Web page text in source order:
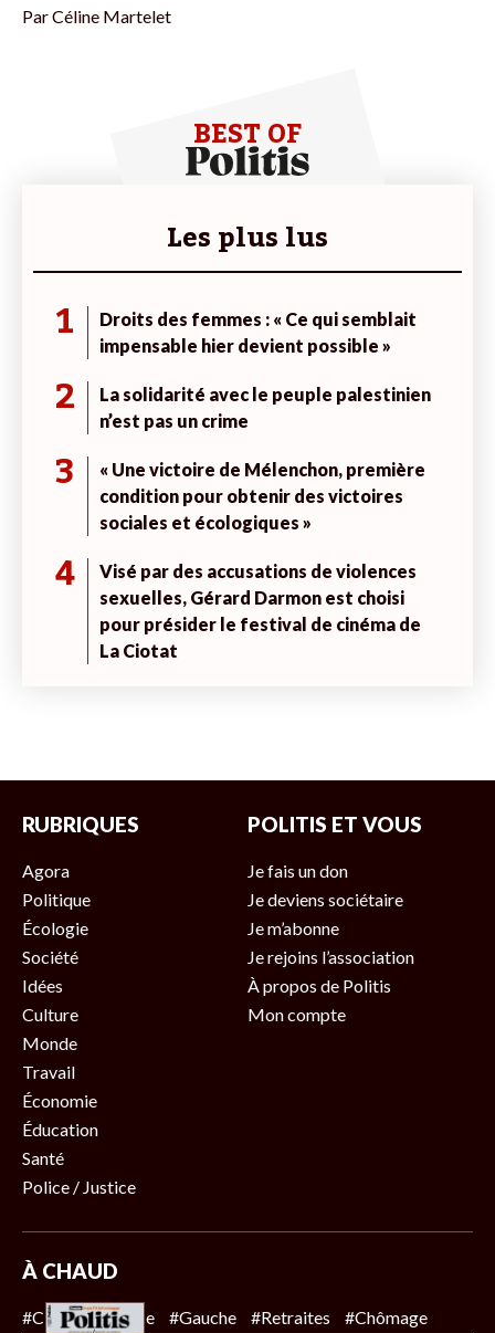
ParCéline Martelet
BEST OF
Les plus lus
1
Droits des femmes : « Ce qui semblait
impensable hier devient possible »
2
La solidarité avec le peuple palestinien
n’est pas un crime
3
« Une victoire de Mélenchon, première
condition pour obtenir des victoires
sociales et écologiques »
4
Visé par des accusations de violences
sexuelles, Gérard Darmon est choisi
pour présider le festival de cinéma de
La Ciotat
RUBRIQUES
Agora
Politique
Écologie
Société
Idées
Culture
Monde
Travail
Économie
Éducation
Santé
Police / Justice
POLITIS ET VOUS
Je fais un don
Je deviens sociétaire
Je m’abonne
Je rejoins l’association
À propos de Politis
Mon compte
À CHAUD
#Climat #Police #Gauche #Retraites #Chômage